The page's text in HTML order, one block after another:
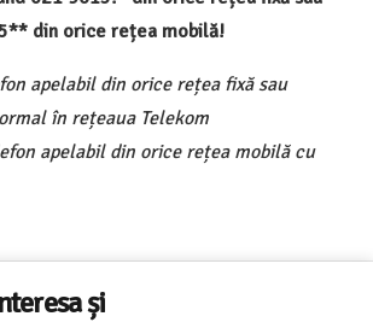
din orice rețea mobilă!
apelabil din orice rețea fixă sau
în rețeaua Telekom
apelabil din orice rețea mobilă cu
și